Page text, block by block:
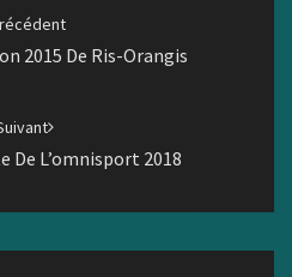
2015 De Ris-Orangis
De L’omnisport 2018